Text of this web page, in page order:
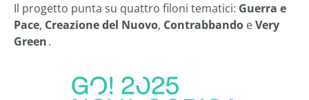
Il progetto punta su quattro filoni tematici: Guerra e
Pace, Creazione del Nuovo, Contrabbando eVery
Green.